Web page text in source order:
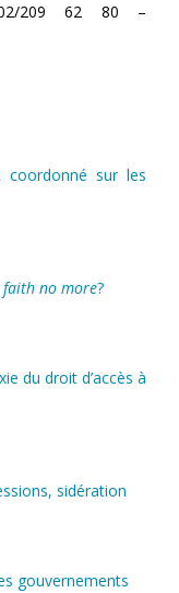
209 62 80 –
coordonné sur les
faith no more?
du droit d’accès à
sidération
gouvernements